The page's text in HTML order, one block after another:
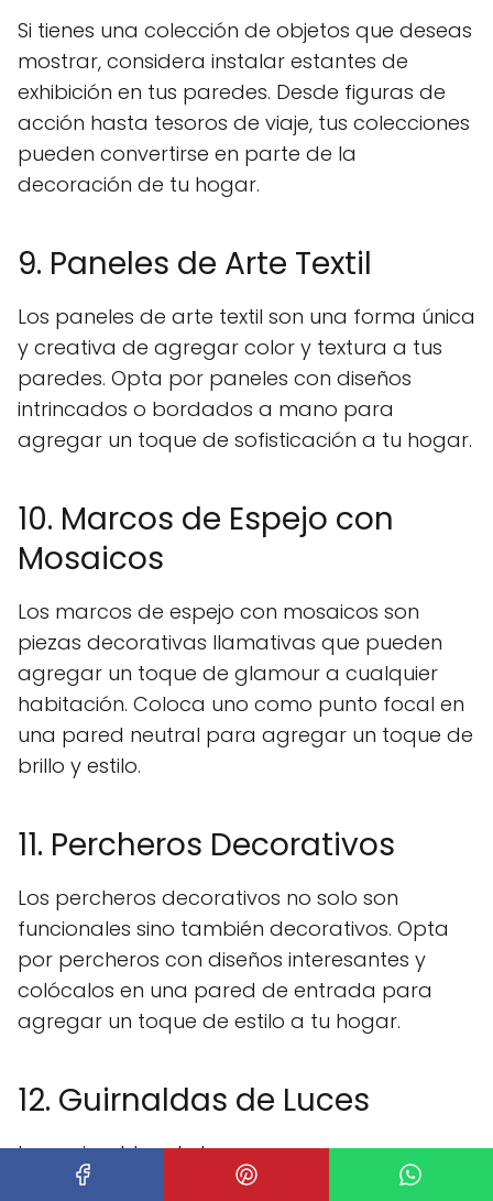
Si tienes una colección de objetos que deseas
mostrar, considera instalar estantes de
exhibición en tus paredes. Desde figuras de
acción hasta tesoros de viaje, tus colecciones
pueden convertirse en parte de la
decoración de tu hogar.
9. Paneles de Arte Textil
Los paneles de arte textil son una forma única
y creativa de agregar color y textura a tus
paredes. Opta por paneles con diseños
intrincados o bordados a mano para
agregar un toque de sofisticación a tu hogar.
10. Marcos de Espejo con
Mosaicos
Los marcos de espejo con mosaicos son
piezas decorativas llamativas que pueden
agregar un toque de glamour a cualquier
habitación. Coloca uno como punto focal en
una pared neutral para agregar un toque de
brillo y estilo.
11. Percheros Decorativos
Los percheros decorativos no solo son
funcionales sino también decorativos. Opta
por percheros con diseños interesantes y
colócalos en una pared de entrada para
agregar un toque de estilo a tu hogar.
12. Guirnaldas de Luces
Las guirnaldas de luces son una manera
encantadora de agregar un brillo suave y